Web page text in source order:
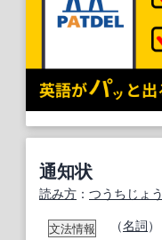
通知状
読み方 ： つうちじょう
文法情報 （名詞）